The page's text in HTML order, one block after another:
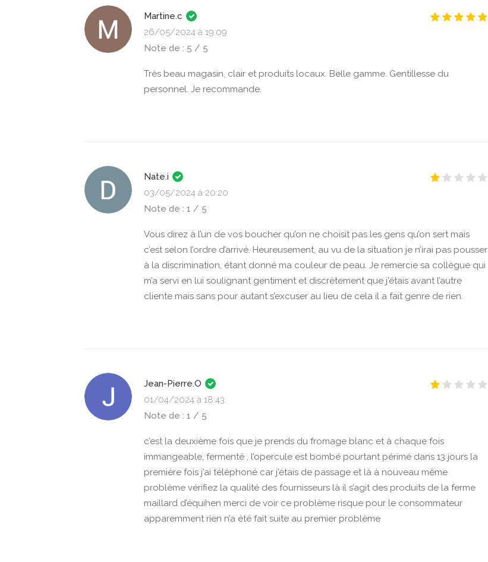
Martine.c
26/05/2024 à 19:09
Note de : 5 / 5
Très beau magasin, clair et produits locaux. Belle gamme. Gentillesse du
personnel. Je recommande.
Nate.i
03/05/2024 à 20:20
Note de : 1 / 5
Vous direz à l’un de vos boucher qu’on ne choisit pas les gens qu’on sert mais
c’est selon l’ordre d’arrivé. Heureusement, au vu de la situation je n’irai pas pousser
à la discrimination, étant donné ma couleur de peau. Je remercie sa collègue qui
m’a servi en lui soulignant gentiment et discrètement que j’étais avant l’autre
cliente mais sans pour autant s’excuser au lieu de cela il a fait genre de rien.
Jean-Pierre.O
01/04/2024 à 18:43
Note de : 1 / 5
c’est la deuxième fois que je prends du fromage blanc et à chaque fois
immangeable, fermenté , l’opercule est bombé pourtant périmé dans 13 jours la
première fois j’ai téléphoné car j’étais de passage et là à nouveau même
problème vérifiez la qualité des fournisseurs là il s’agit des produits de la ferme
maillard d’équihen merci de voir ce problème risque pour le consommateur
apparemment rien n’a été fait suite au premier problème